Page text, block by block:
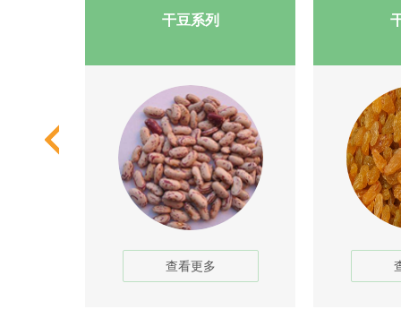
干豆系列
查看更多